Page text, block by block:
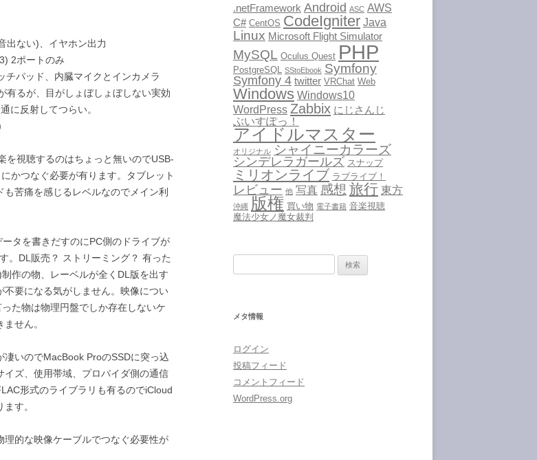
出ない)、イヤホン出力
2ポートのみ
チパッド、内臓マイクとインカメラ
有るが、目がしょぼしょぼしない実効
に反射してつらい。
を視聴するのはちょっと無いのでUSB-
かつなぐ必要が有ります。タブレット
苦痛を感じるレベルなのでメイン利
タを書きだすのにPC側のドライブが
。DL販売？ ストリーミング？ 有った
作の物、レーベルが全くDL版を出す
要になる気がしません。映像につい
た物は物理円盤でしか存在しないケ
せん。
いのでMacBook ProのSSDに突っ込
ズ、使用帯域、プロバイダ側の通信
形式のライブラリも有るのでiCloud
す。
的な映像ケーブルでつなぐ必要性が
.netFramework Android ASC AWS
C# CentOS CodeIgniter Java
Linux Microsoft Flight Simulator
MySQL Oculus Quest PHP
PostgreSQL SStoEbook Symfony
Symfony 4 twitter VRChat Web
Windows Windows10
WordPress Zabbix にじさんじ
ぶいすぽっ！
アイドルマスター
オリジナル シャイニーカラーズ
シンデレラガールズ スナップ
ミリオンライブ ラブライブ！
レビュー 他 写真 感想 旅行 東方
沖縄 版権 買い物 電子書籍 音楽視聴
魔法少女ノ魔女裁判
メタ情報
ログイン
投稿フィード
コメントフィード
WordPress.org